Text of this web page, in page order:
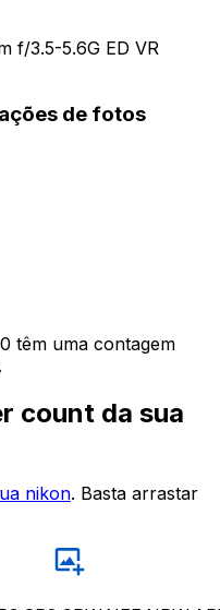
f/3.5-5.6G ED VR
de fotos
têm uma contagem
count da sua
nikon. Basta arrastar